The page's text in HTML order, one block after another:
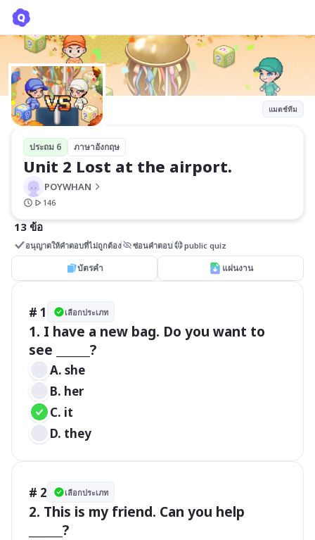
แมตช์ทีม
ประถม 6 ภาษาอังกฤษ
Unit 2 Lost at the airport.
POYWHAN
146
13 ข้อ
อนุญาตให้คำตอบที่ไม่ถูกต้อง ซ่อนคำตอบ public quiz
บัตรคำ แผ่นงาน
# 1 เลือกประเภท
1. I have a new bag. Do you want to
see ______?
A. she
B. her
C. it
D. they
# 2 เลือกประเภท
2. This is my friend. Can you help
______?